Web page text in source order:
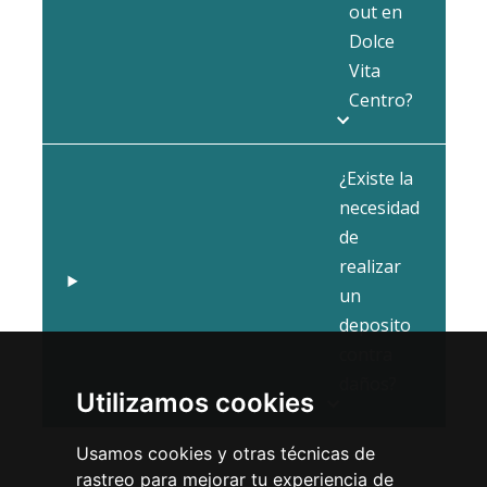
Utilizamos cookies
Usamos cookies y otras técnicas de
rastreo para mejorar tu experiencia de
out en
Dolce
Vita
Centro?
¿Existe la
necesidad
de
realizar
un
deposito